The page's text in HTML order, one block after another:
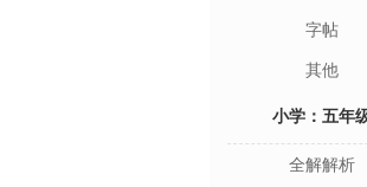
字帖
其他
小学：五年
全解解析